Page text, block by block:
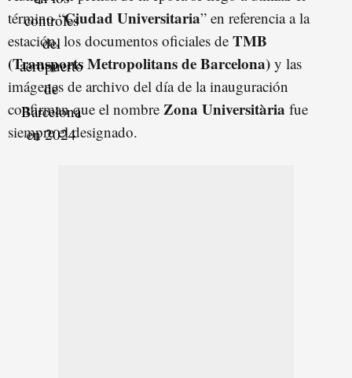
término “Ciudad Universitaria” en referencia a la
estación, los documentos oficiales de TMB
(Transports Metropolitans de Barcelona) y las
imágenes de archivo del día de la inauguración
confirman que el nombre Zona Universitària fue
siempre el designado.